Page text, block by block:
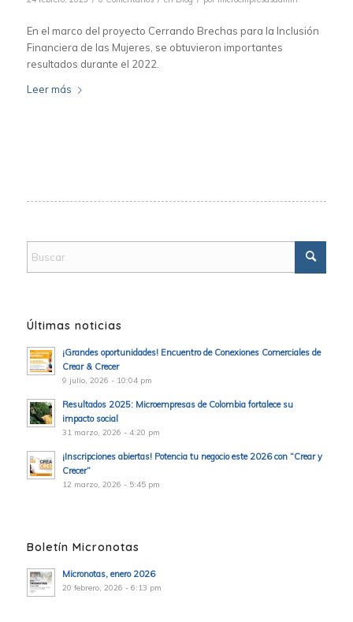
En el marco del proyecto Cerrando Brechas para la Inclusión
Financiera de las Mujeres, se obtuvieron importantes
resultados durante el 2022.
Leer más
Últimas noticias
¡Grandes oportunidades! Encuentro de Conexiones Comerciales de
Crear & Crecer
9 julio, 2026 - 10:04 pm
Resultados 2025: Microempresas de Colombia fortalece su
impacto social
31 marzo, 2026 - 4:20 pm
¡Inscripciones abiertas! Potencia tu negocio este 2026 con “Crear y
Crecer”
12 marzo, 2026 - 5:45 pm
Boletín Micronotas
Micronotas, enero 2026
20 febrero, 2026 - 6:13 pm